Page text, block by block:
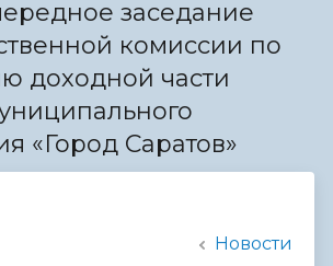
заседание
комиссии по
доходной части
«Город Саратов»
Новости